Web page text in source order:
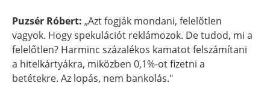
Puzsér Róbert: „Azt fogják mondani, felelőtlen
vagyok. Hogy spekulációt reklámozok. De tudod, mi a
felelőtlen? Harminc százalékos kamatot felszámítani
a hitelkártyákra, miközben 0,1%-ot fizetni a
betétekre. Az lopás, nem bankolás."